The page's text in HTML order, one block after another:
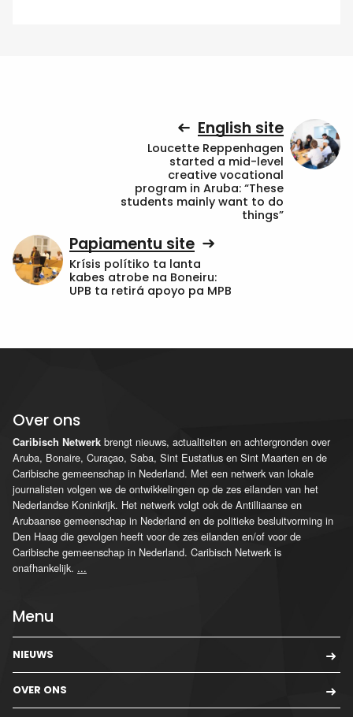
English site
Loucette Reppenhagen
started a mid-level
creative vocational
program in Aruba: “These
students mainly want to do
things”
Papiamentu site
Krísis polítiko ta lanta
kabes atrobe na Boneiru:
UPB ta retirá apoyo pa MPB
Over ons
Caribisch Netwerk brengt nieuws, actualiteiten en achtergronden over
Aruba, Bonaire, Curaçao, Saba, Sint Eustatius en Sint Maarten en de
Caribische gemeenschap in Nederland. Met een netwerk van lokale
journalisten volgen we de ontwikkelingen op de zes eilanden van het
Nederlandse Koninkrijk. Het netwerk volgt ook de Antilliaanse en
Arubaanse gemeenschap in Nederland en de politieke besluitvorming in
Den Haag die gevolgen heeft voor de zes eilanden en/of voor de
Caribische gemeenschap in Nederland. Caribisch Netwerk is
onafhankelijk. ...
Menu
NIEUWS
OVER ONS